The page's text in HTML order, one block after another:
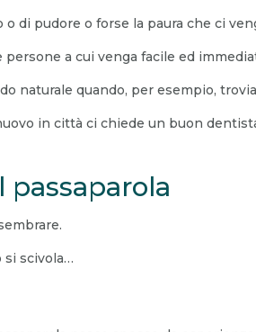
o di pudore o forse la paura che ci
a cui venga facile ed
naturale quando, per esempio,
in città ci chiede un buon
passaparola
si scivola…